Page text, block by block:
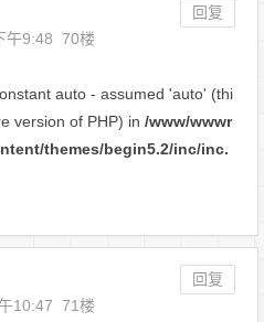
回复
午9:48 70楼
auto - assumed 'auto' (thi
version of PHP) in/www/wwwr
themes/begin5.2/inc/inc.
回复
10:47 71楼